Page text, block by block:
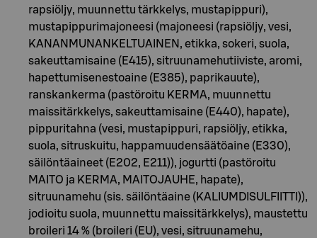
rapsiöljy, muunnettu tärkkelys, mustapippuri),
mustapippurimajoneesi (majoneesi (rapsiöljy, vesi,
KANANMUNANKELTUAINEN, etikka, sokeri, suola,
sakeuttamisaine (E415), sitruunamehutiiviste, aromi,
hapettumisenestoaine (E385), paprikauute),
ranskankerma (pastöroitu KERMA, muunnettu
maissitärkkelys, sakeuttamisaine (E440), hapate),
pippuritahna (vesi, mustapippuri, rapsiöljy, etikka,
suola, sitruskuitu, happamuudensäätöaine (E330),
säilöntäaineet (E202, E211)), jogurtti (pastöroitu
MAITO ja KERMA, MAITOJAUHE, hapate),
sitruunamehu (sis. säilöntäaine (KALIUMDISULFIITTI)),
jodioitu suola, muunnettu maissitärkkelys), maustettu
broileri 14 % (broileri (EU), vesi, sitruunamehu,